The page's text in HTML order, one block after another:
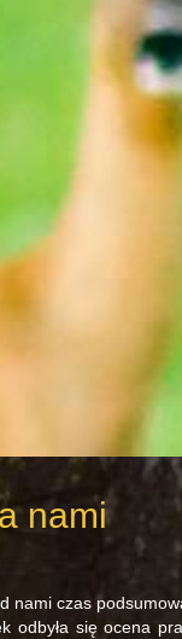
nami
nami czas
się ocena